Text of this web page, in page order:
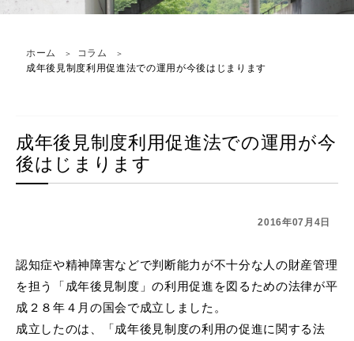
ホーム
コラム
成年後見制度利用促進法での運用が今後はじまります
成年後見制度利用促進法での運用が今
後はじまります
2016年07月4日
認知症や精神障害などで判断能力が不十分な人の財産管理
を担う「成年後見制度」の利用促進を図るための法律が平
成２８年４月の国会で成立しました。
成立したのは、「成年後見制度の利用の促進に関する法